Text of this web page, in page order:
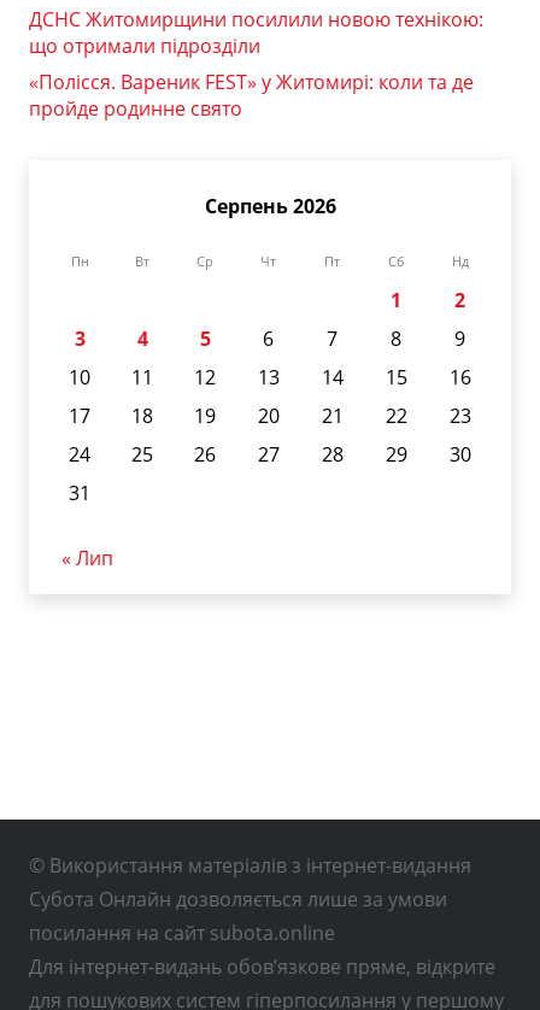
ДСНС Житомирщини посилили новою технікою:
що отримали підрозділи
«Полісся. Вареник FEST» у Житомирі: коли та де
пройде родинне свято
Серпень 2026
Пн Вт Ср Чт Пт Сб Нд
1
2
3
4 5 6 7 8
9
10
11 12 13 14 15
16
17
18 19 20 21 22
23
24
25 26 27 28 29
30
31
« Лип
© Використання матеріалів з інтернет-видання
Субота Онлайн дозволяється лише за умови
посилання на сайт subota.online
Для інтернет-видань обов’язкове пряме, відкрите
для пошукових систем гіперпосилання у першому